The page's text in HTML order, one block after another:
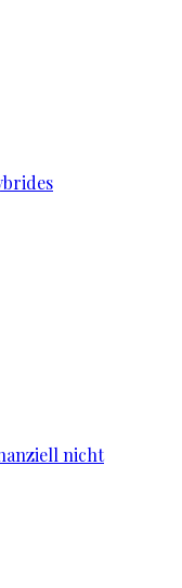
nicht